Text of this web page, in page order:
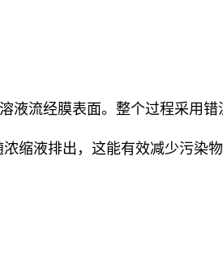
液流经膜表面。整个过程采用
缩液排出，这能有效减少污染物